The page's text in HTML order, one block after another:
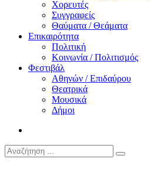
Χορευτές
Συγγραφείς
Θαύματα / Θεάματα
Επικαιρότητα
Πολιτική
Κοινωνία / Πολιτισμός
Φεστιβάλ
Αθηνών / Επιδαύρου
Θεατρικά
Μουσικά
Δήμοι